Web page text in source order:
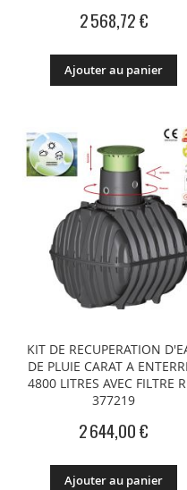
2 568,72 €
Ajouter au panier
KIT DE RECUPERATION
DE PLUIE CARAT A
4800 LITRES AVEC FILTRE
377219
2 644,00 €
Ajouter au panier